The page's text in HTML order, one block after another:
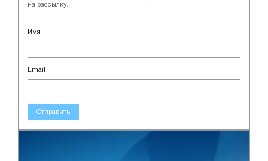
на рассылку.
Имя
Email
Отправить